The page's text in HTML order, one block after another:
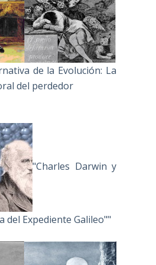
de la Evolución: La
del perdedor
"Charles Darwin y
del Expediente Galileo""